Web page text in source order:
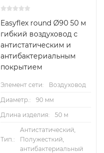
Easyflex round Ø90 50 м
гибкий воздуховод c
антистатическим и
антибактериальным
покрытием
Элемент сети:
Воздуховод
Диаметр.:
90 мм
Длина изделия:
50 м
Тип.:
Антистатический,
Полужесткий,
антибактериальный